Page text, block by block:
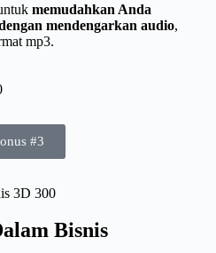
memudahkan Anda
mendengarkan audio,
mp3.
#3
Bisnis